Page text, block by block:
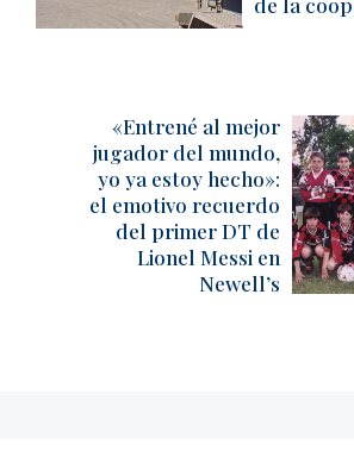
«Entrené al mejor
jugador del mundo,
yo ya estoy hecho»:
el emotivo recuerdo
del primer DT de
Lionel Messi en
Newell’s